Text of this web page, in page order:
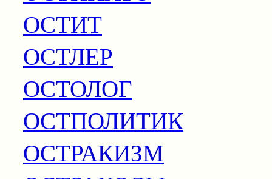
ОСТИТ
ОСТЛЕР
ОСТОЛОГ
ОСТПОЛИТИК
ОСТРАКИЗМ